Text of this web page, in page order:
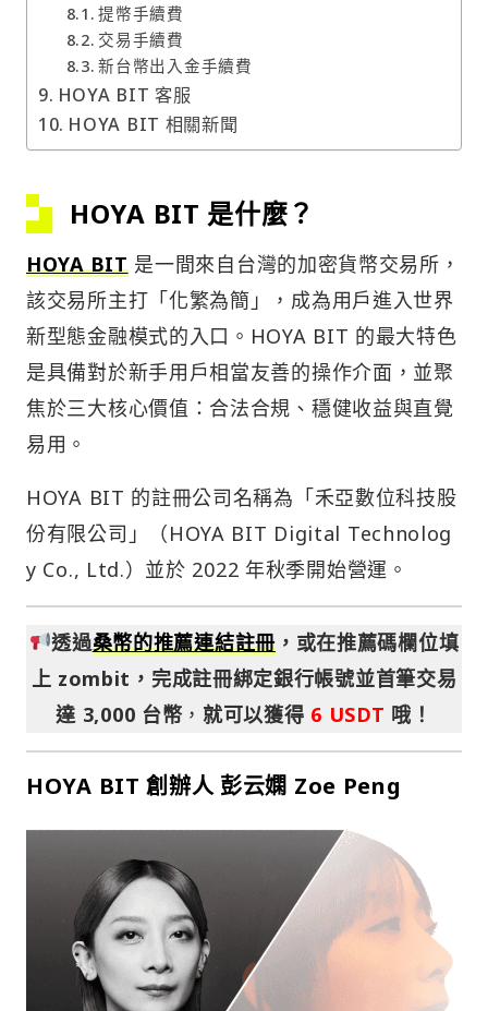
提幣手續費
交易手續費
新台幣出入金手續費
HOYA BIT 客服
HOYA BIT 相關新聞
HOYA BIT 是什麼？
HOYA BIT是一間來自台灣的加密貨幣交易所，
該交易所主打「化繁為簡」，成為用戶進入世界
新型態金融模式的入口。HOYA BIT 的最大特色
是具備對於新手用戶相當友善的操作介面，並聚
焦於三大核心價值：合法合規、穩健收益與直覺
易用。
HOYA BIT 的註冊公司名稱為「禾亞數位科技股
份有限公司」（HOYA BIT Digital Technolog
y Co., Ltd.）並於 2022 年秋季開始營運。
透過桑幣的推薦連結註冊，或在推薦碼欄位填
上 zombit，完成註冊綁定銀行帳號並首筆交易
達 3,000 台幣 ， 就可以獲得 6 USDT 哦！
HOYA BIT 創辦人 彭云嫻 Zoe Peng